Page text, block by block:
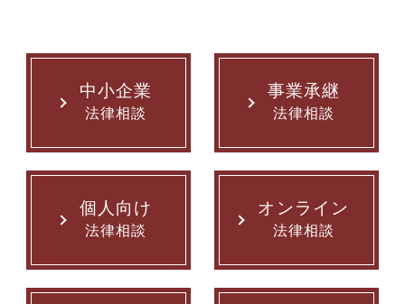
中小企業
法律相談
事業承継
法律相談
個人向け
法律相談
オンライン
法律相談